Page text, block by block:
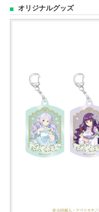
オリジナルグッズ